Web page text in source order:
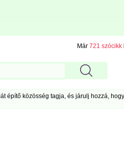
Már 721 szócikk
építő közösség tagja, és járulj hozzá,